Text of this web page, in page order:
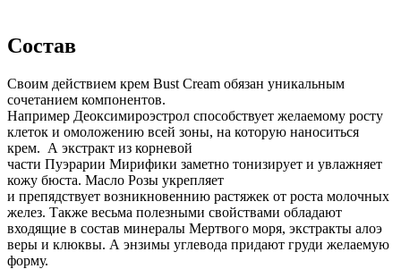
Состав
Своим действием крем Bust Cream обязан уникальным
сочетанием компонентов.
Например Деоксимироэстрол способствует желаемому росту
клеток и омоложению всей зоны, на которую наноситься
крем. А экстракт из корневой
части Пуэрарии Мирифики заметно тонизирует и увлажняет
кожу бюста. Масло Розы укрепляет
и препядствует возникновеннию растяжек от роста молочных
желез. Также весьма полезными свойствами обладают
входящие в состав минералы Мертвого моря, экстракты алоэ
веры и клюквы. А энзимы углевода придают груди желаемую
форму.